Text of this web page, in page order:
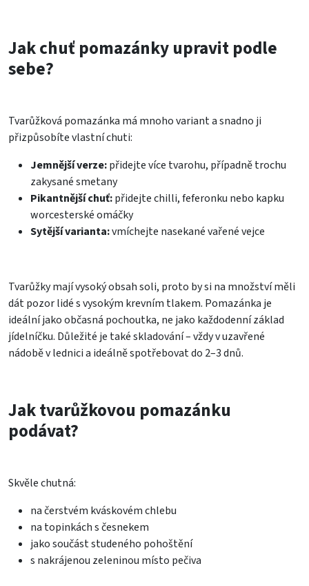
Jak chuť pomazánky upravit podle
sebe?
Tvarůžková pomazánka má mnoho variant a snadno ji
přizpůsobíte vlastní chuti:
Jemnější verze:přidejte více tvarohu, případně trochu
zakysané smetany
Pikantnější chuť:přidejte chilli, feferonku nebo kapku
worcesterské omáčky
Sytější varianta:vmíchejte nasekané vařené vejce
Tvarůžky mají vysoký obsah soli, proto by si na množství měli
dát pozor lidé s vysokým krevním tlakem. Pomazánka je
ideální jako občasná pochoutka, ne jako každodenní základ
jídelníčku. Důležité je také skladování – vždy v uzavřené
nádobě v lednici a ideálně spotřebovat do 2–3 dnů.
Jak tvarůžkovou pomazánku
podávat?
Skvěle chutná:
na čerstvém kváskovém chlebu
na topinkách s česnekem
jako součást studeného pohoštění
s nakrájenou zeleninou místo pečiva